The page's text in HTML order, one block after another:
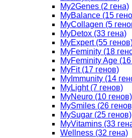
My2Genes (2 гена)
MyBalance (15
MyCollagen (5
MyDetox (33 гена)
MyExpert (55
MyFeminity (18
MyFeminity Age
MyFit (17 генов)
MyImmunity (14
MyLight (7 генов)
MyNeuro (10 генов)
MySmiles (26
MySugar (25 генов)
MyVitamins (33
Wellness (32 гена)